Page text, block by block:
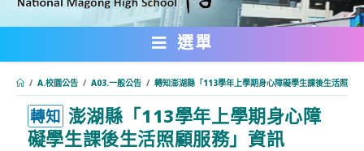
內
選單
/ A.校園公告 / A03.一般公告 / 轉知澎湖縣「113學年上學期身心障礙學生課後生活照顧
轉知 澎湖縣「113學年上學期身心障
礙學生課後生活照顧服務」資訊